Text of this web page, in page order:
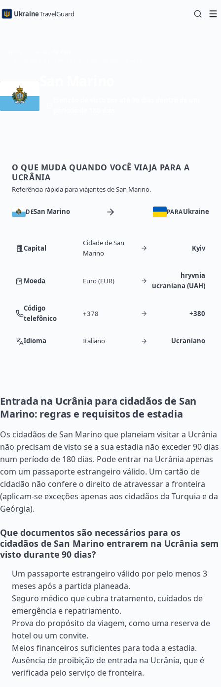
UkraineTravelGuard
O QUE MUDA QUANDO VOCÊ VIAJA PARA A
UCRÂNIA
Referência rápida para viajantes de San Marino.
DESan Marino PARAUkraine
Capital
Cidade de San
Marino
Kyiv
Moeda Euro (EUR)
hryvnia
ucraniana (UAH)
Código
telefônico
+378 +380
Idioma Italiano Ucraniano
Entrada na Ucrânia para cidadãos de San
Marino: regras e requisitos de estadia
Os cidadãos de San Marino que planeiam visitar a Ucrânia
não precisam de visto se a sua estadia não exceder 90 dias
num período de 180 dias. Pode entrar na Ucrânia apenas
com um passaporte estrangeiro válido. Um cartão de
cidadão não confere o direito de atravessar a fronteira
(aplicam-se exceções apenas aos cidadãos da Turquia e da
Geórgia).
Que documentos são necessários para os
cidadãos de San Marino entrarem na Ucrânia sem
visto durante 90 dias?
Um passaporte estrangeiro válido por pelo menos 3
meses após a partida planeada.
Seguro médico que cubra tratamento, cuidados de
emergência e repatriamento.
Prova do propósito da viagem, como uma reserva de
hotel ou um convite.
Meios financeiros suficientes para toda a estadia.
Ausência de proibição de entrada na Ucrânia, que é
verificada pelo serviço de fronteira.